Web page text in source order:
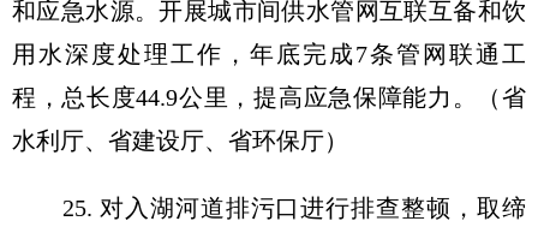
和应急水源。开展城市间供水管网互联互备和饮
用水深度处理工作，年底完成7条管网联通工
程，总长度44.9公里，提高应急保障能力。（省
水利厅、省建设厅、省环保厅）
25. 对入湖河道排污口进行排查整顿，取缔